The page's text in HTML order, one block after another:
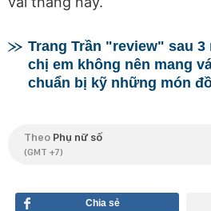
Trang Trần "review" sau
chị em không nên mang
chuẩn bị kỹ những món
Theo Phụ nữ số
(GMT +7)
Chia sẻ